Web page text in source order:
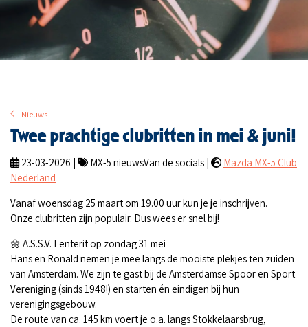
Nieuws
Twee prachtige clubritten in mei & juni!
23-03-2026 | MX-5 nieuwsVan de socials |
Mazda MX-5 Club
Nederland
Vanaf woensdag 25 maart om 19.00 uur kun je je inschrijven.
Onze clubritten zijn populair. Dus wees er snel bij!
🌼 A.S.S.V. Lenterit op zondag 31 mei
Hans en Ronald nemen je mee langs de mooiste plekjes ten zuiden
van Amsterdam. We zijn te gast bij de Amsterdamse Spoor en Sport
Vereniging (sinds 1948!) en starten én eindigen bij hun
verenigingsgebouw.
De route van ca. 145 km voert je o.a. langs Stokkelaarsbrug,